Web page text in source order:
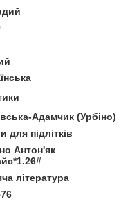
Адамчик (Урбіно)
для підлітків
Антон'як
література